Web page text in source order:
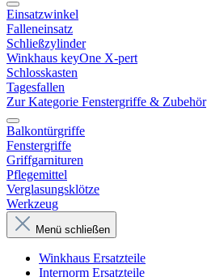
Einsatzwinkel
Falleneinsatz
Schließzylinder
Winkhaus keyOne X-pert
Schlosskasten
Tagesfallen
Zur Kategorie Fenstergriffe & Zubehör
Balkontürgriffe
Fenstergriffe
Griffgarnituren
Pflegemittel
Verglasungsklötze
Werkzeug
Menü schließen
Winkhaus Ersatzteile
Internorm Ersatzteile